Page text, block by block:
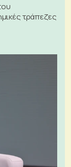
τράπεζες